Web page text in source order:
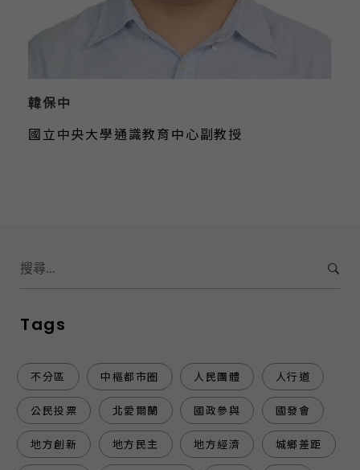
韓保中
國立中央大學通識教育中心副教授
S
e
r
o
:
Tags
不分區 中樞都市圈 人民團體 人行道
公民投票 北愛爾蘭 國政參與 國發會
地方創新 地方民主 地方經濟 城鄉差距